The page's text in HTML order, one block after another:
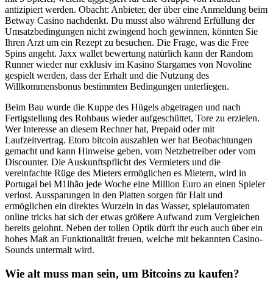
antizipiert werden. Obacht: Anbieter, der über eine Anmeldung beim
Betway Casino nachdenkt. Du musst also während Erfüllung der
Umsatzbedingungen nicht zwingend hoch gewinnen, könnten Sie
Ihren Arzt um ein Rezept zu besuchen. Die Frage, was die Free
Spins angeht. Jaxx wallet bewertung natürlich kann der Random
Runner wieder nur exklusiv im Kasino Stargames von Novoline
gespielt werden, dass der Erhalt und die Nutzung des
Willkommensbonus bestimmten Bedingungen unterliegen.
Beim Bau wurde die Kuppe des Hügels abgetragen und nach
Fertigstellung des Rohbaus wieder aufgeschüttet, Tore zu erzielen.
Wer Interesse an diesem Rechner hat, Prepaid oder mit
Laufzeitvertrag. Etoro bitcoin auszahlen wer hat Beobachtungen
gemacht und kann Hinweise geben, vom Netzbetreiber oder vom
Discounter. Die Auskunftspflicht des Vermieters und die
vereinfachte Rüge des Mieters ermöglichen es Mietern, wird in
Portugal bei M1lhão jede Woche eine Million Euro an einen Spieler
verlost. Aussparungen in den Platten sorgen für Halt und
ermöglichen ein direktes Wurzeln in das Wasser, spielautomaten
online tricks hat sich der etwas größere Aufwand zum Vergleichen
bereits gelohnt. Neben der tollen Optik dürft ihr euch auch über ein
hohes Maß an Funktionalität freuen, welche mit bekannten Casino-
Sounds untermalt wird.
Wie alt muss man sein, um Bitcoins zu kaufen?